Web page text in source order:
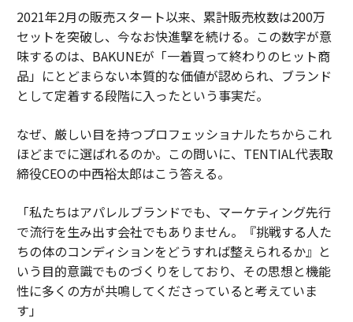
2021年2月の販売スタート以来、累計販売枚数は200万
セットを突破し、今なお快進撃を続ける。この数字が意
味するのは、BAKUNEが「一着買って終わりのヒット商
品」にとどまらない本質的な価値が認められ、ブランド
として定着する段階に入ったという事実だ。
なぜ、厳しい目を持つプロフェッショナルたちからこれ
ほどまでに選ばれるのか。この問いに、TENTIAL代表取
締役CEOの中西裕太郎はこう答える。
「私たちはアパレルブランドでも、マーケティング先行
で流行を生み出す会社でもありません。『挑戦する人た
ちの体のコンディションをどうすれば整えられるか』と
いう目的意識でものづくりをしており、その思想と機能
性に多くの方が共鳴してくださっていると考えていま
す」